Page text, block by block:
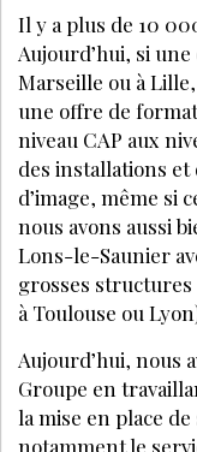
Soyez informé
Bénéficiez de
produits et
PARTAGEZ SUR :